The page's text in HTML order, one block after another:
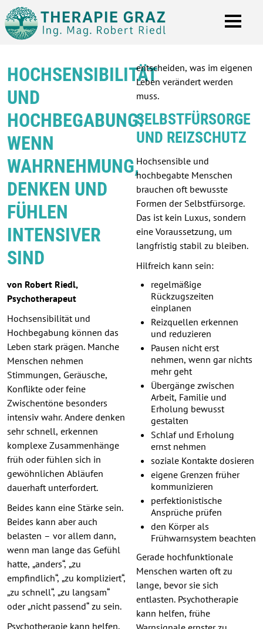
HOCHSENSIBILITÄT
UND
HOCHBEGABUNG:
WENN
WAHRNEHMUNG,
DENKEN UND
FÜHLEN
INTENSIVER
SIND
von Robert Riedl,
Psychotherapeut
Hochsensibilität und
Hochbegabung können das
Leben stark prägen. Manche
Menschen nehmen
Stimmungen, Geräusche,
Konflikte oder feine
Zwischentöne besonders
intensiv wahr. Andere denken
sehr schnell, erkennen
komplexe Zusammenhänge
früh oder fühlen sich in
gewöhnlichen Abläufen
dauerhaft unterfordert.
Beides kann eine Stärke sein.
Beides kann aber auch
belasten – vor allem dann,
wenn man lange das Gefühl
hatte, „anders“, „zu
empfindlich“, „zu kompliziert“,
„zu schnell“, „zu langsam“
oder „nicht passend“ zu sein.
Psychotherapie kann helfen,
entscheiden, was im eigenen
Leben verändert werden
muss.
SELBSTFÜRSORGE
UND REIZSCHUTZ
Hochsensible und
hochbegabte Menschen
brauchen oft bewusste
Formen der Selbstfürsorge.
Das ist kein Luxus, sondern
eine Voraussetzung, um
langfristig stabil zu bleiben.
Hilfreich kann sein:
regelmäßige
Rückzugszeiten
einplanen
Reizquellen erkennen
und reduzieren
Pausen nicht erst
nehmen, wenn gar nichts
mehr geht
Übergänge zwischen
Arbeit, Familie und
Erholung bewusst
gestalten
Schlaf und Erholung
ernst nehmen
soziale Kontakte dosieren
eigene Grenzen früher
kommunizieren
perfektionistische
Ansprüche prüfen
den Körper als
Frühwarnsystem beachten
Gerade hochfunktionale
Menschen warten oft zu
lange, bevor sie sich
entlasten. Psychotherapie
kann helfen, frühe